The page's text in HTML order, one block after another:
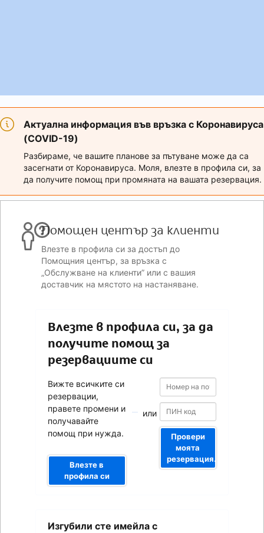
Актуална информация във връзка с Коронавируса
(COVID-19)
Разбираме, че вашите планове за пътуване може да са
засегнати от Коронавируса. Моля, влезте в профила си, за
да получите помощ при промяната на вашата резервация.
Помощен център за клиенти
Влезте в профила си за достъп до
Помощния център, за връзка с
„Обслужване на клиенти” или с вашия
доставчик на мястото на настаняване.
Влезте в профила си, за да
получите помощ за
резервациите си
Вижте всичките си
резервации,
правете промени и
получавайте
помощ при нужда.
Влезте в
профила си
или
Номер
на
потвърждението
Номер
потвърждението
Провери
моята
резервация.
Изгубили сте имейла с
имейл